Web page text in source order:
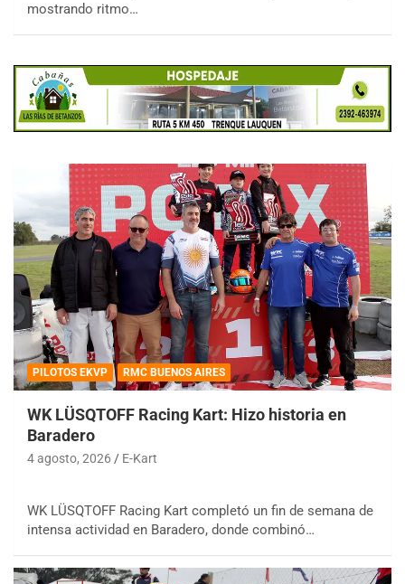
mostrando ritmo…
PILOTOS EKVP RMC BUENOS AIRES
WK LÜSQTOFF Racing Kart: Hizo historia en
Baradero
4 agosto, 2026 E-Kart
WK LÜSQTOFF Racing Kart completó un fin de semana de
intensa actividad en Baradero, donde combinó…